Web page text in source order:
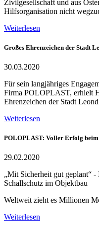
Zivilgesellschaft und aus
Hilfsorganisation nicht
Weiterlesen
Großes Ehrenzeichen der Stadt
30.03.2020
Für sein langjähriges
Firma POLOPLAST, erhielt
Ehrenzeichen der Stadt
Weiterlesen
POLOPLAST: Voller Erfolg
29.02.2020
„Mit Sicherheit gut geplant“
Schallschutz im Objektbau
Weltweit zieht es Millionen
Weiterlesen